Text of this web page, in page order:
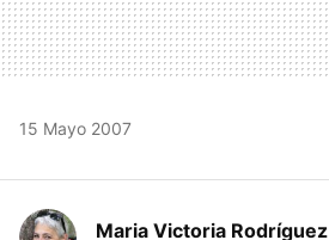
15 Mayo 2007
Maria Victoria Rodríguez